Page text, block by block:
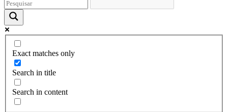
Exact matches only
Search in title
Search in content